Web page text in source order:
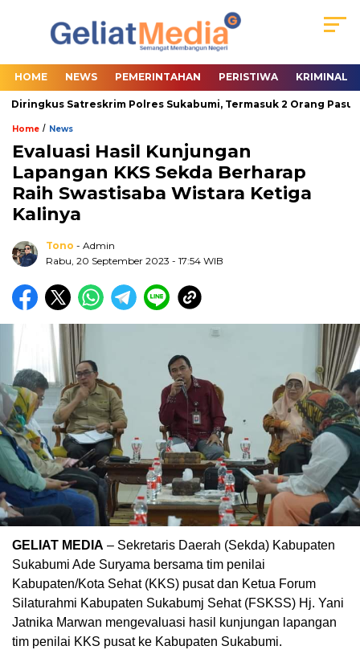
HOME NEWS PEMERINTAHAN PERISTIWA KRIMINAL
Satreskrim Polres Sukabumi, Termasuk 2 Orang Pasutri
Home / News
Evaluasi Hasil Kunjungan
Lapangan KKS Sekda Berharap
Raih Swastisaba Wistara Ketiga
Kalinya
Tono - Admin
Rabu, 20 September 2023 - 17:54 WIB
GELIAT MEDIA – Sekretaris Daerah (Sekda) Kabupaten
Sukabumi Ade Suryama bersama tim penilai
Kabupaten/Kota Sehat (KKS) pusat dan Ketua Forum
Silaturahmi Kabupaten Sukabumj Sehat (FSKSS) Hj. Yani
Jatnika Marwan mengevaluasi hasil kunjungan lapangan
tim penilai KKS pusat ke Kabupaten Sukabumi.